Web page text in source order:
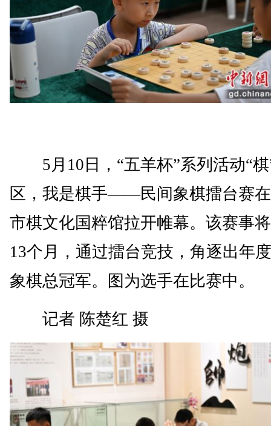
5月10日，“五羊杯”系列活动“棋
区，我是棋手——民间象棋擂台赛
市棋文化国粹馆拉开帷幕。该赛事
13个月，通过擂台竞技，角逐出年
象棋总冠军。图为选手在比赛中。
记者 陈楚红 摄